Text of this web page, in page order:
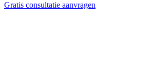
Gratis consultatie aanvragen